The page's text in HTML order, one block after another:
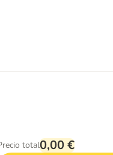
total0,00 €